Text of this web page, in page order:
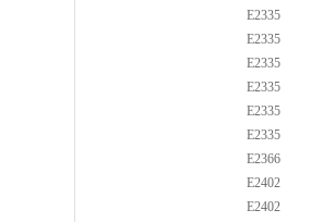
E2335
E2335
E2335
E2335
E2335
E2335
E2366
E2402
E2402